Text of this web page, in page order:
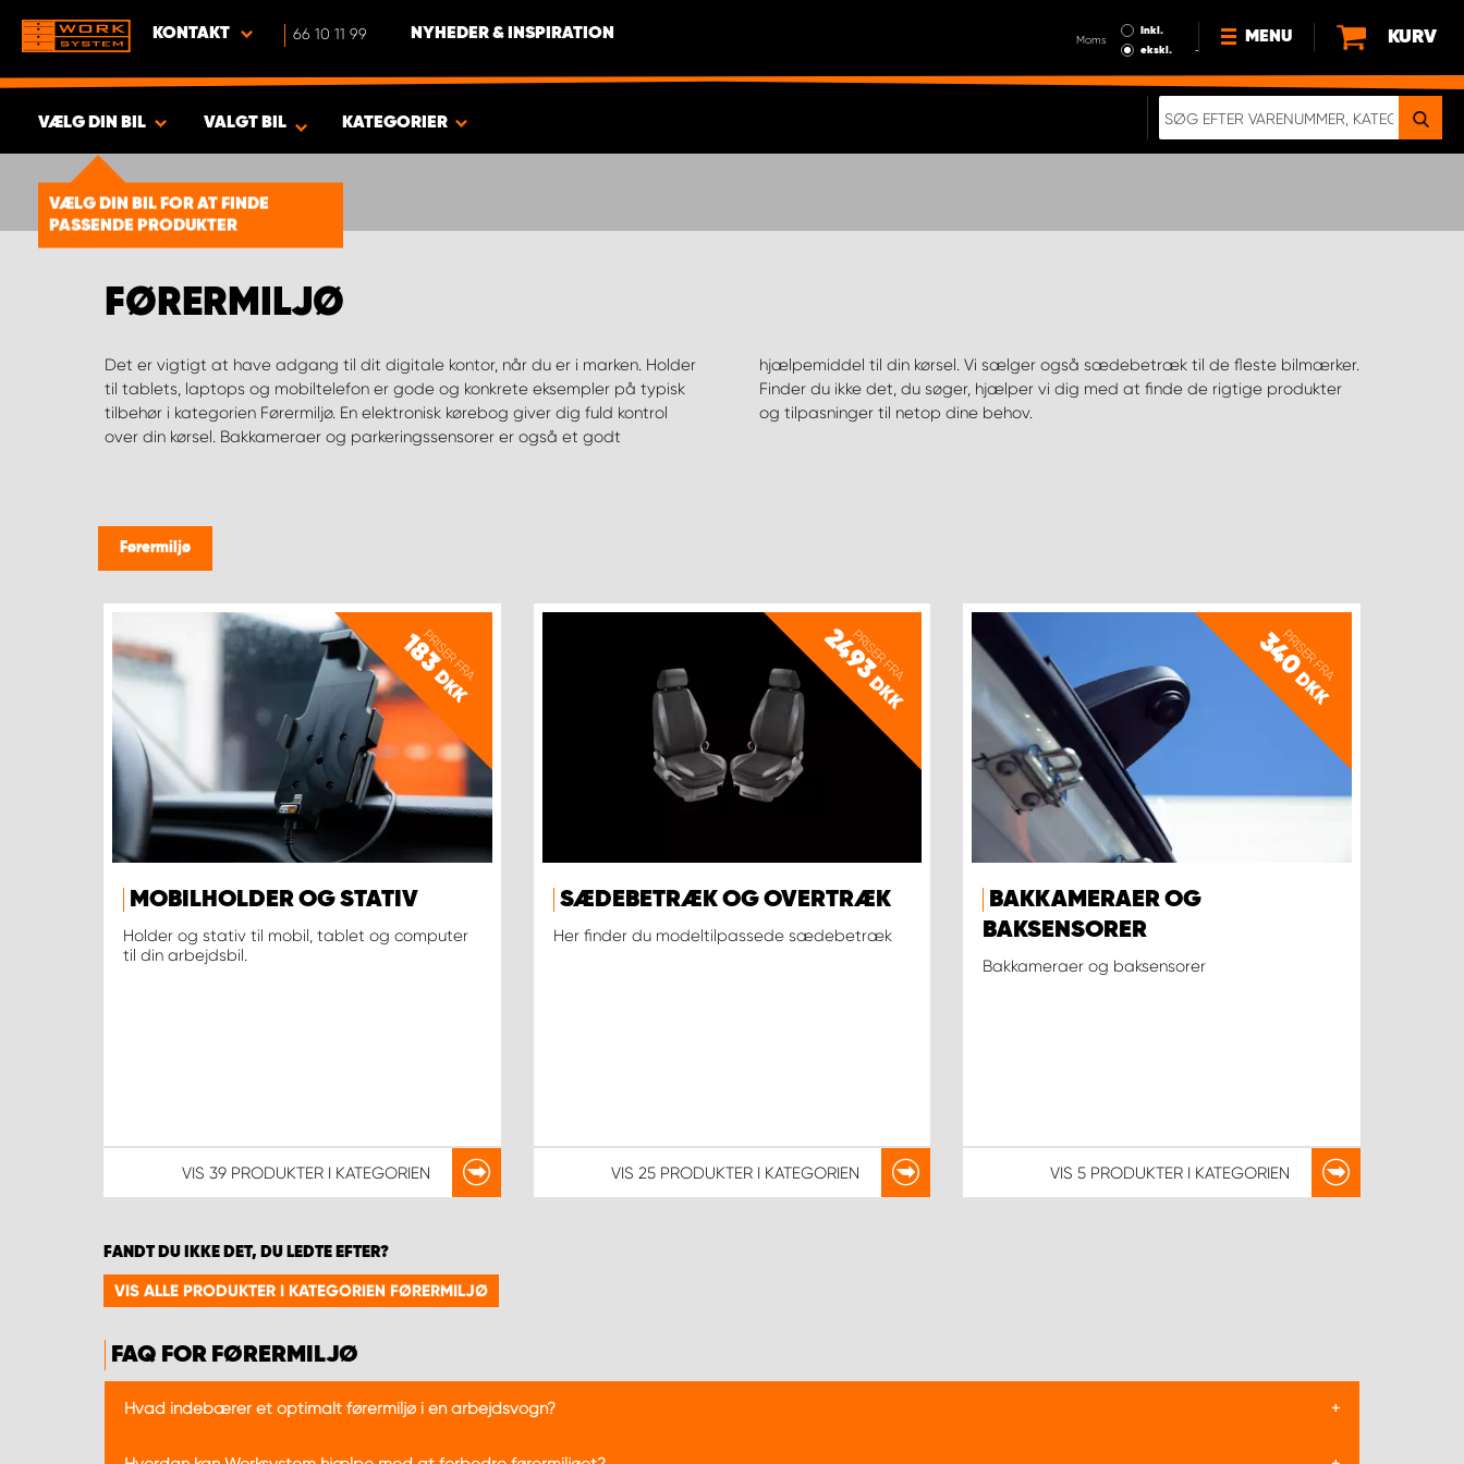
KONTAKT 66 10 11 99 NYHEDER & INSPIRATION Moms
Inkl.
ekskl.
MENU
HVORFOR VÆLGE WORK
GDPR
KURV
VÆLG DIN BIL
VÆLG DIN BIL FOR AT FINDE
PASSENDE PRODUKTER
VIS RESULTAT - 1930PRODUKTER
VALGT BIL KATEGORIER
FØRERMILJØ
Det er vigtigt at have adgang til dit digitale kontor, når du er i marken. Holder
til tablets, laptops og mobiltelefon er gode og konkrete eksempler på typisk
tilbehør i kategorien Førermiljø. En elektronisk kørebog giver dig fuld kontrol
over din kørsel. Bakkameraer og parkeringssensorer er også et godt
hjælpemiddel til din kørsel. Vi sælger også sædebetræk til de fleste bilmærker.
Finder du ikke det, du søger, hjælper vi dig med at finde de rigtige produkter
og tilpasninger til netop dine behov.
Førermiljø
PRISER FRA
183
DKK
MOBILHOLDER OG STATIV
Holder og stativ til mobil, tablet og computer
til din arbejdsbil.
VIS 39 PRODUKTERI KATEGORIEN
PRISER FRA
2493
DKK
SÆDEBETRÆK OG OVERTRÆK
Her finder du modeltilpassede sædebetræk
VIS 25 PRODUKTER I KATEGORIEN
PRISER FRA
340
DKK
BAKKAMERAER OG
BAKSENSORER
Bakkameraer og baksensorer
VIS 5 PRODUKTERI KATEGORIEN
FANDT DU IKKE DET, DU LEDTE EFTER?
VIS ALLE PRODUKTER I KATEGORIEN FØRERMILJØ
FAQ FOR FØRERMILJØ
Hvad indebærer et optimalt førermiljø i en arbejdsvogn?
Et optimalt førermiljø i en arbejdsvogn indebærer en ergonomisk og praktisk indretning, der sikrer komfort, sikkerhed og effektivitet for føreren. Dette omfatter